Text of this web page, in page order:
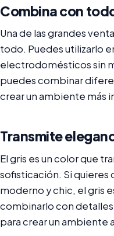
Combina con
Una de las grandes
todo. Puedes utilizarlo
electrodomésticos sin
puedes combinar
crear un ambiente más
Transmite
El gris es un color que
sofisticación. Si quieres
moderno y chic, el gris
combinarlo con
para crear un ambiente